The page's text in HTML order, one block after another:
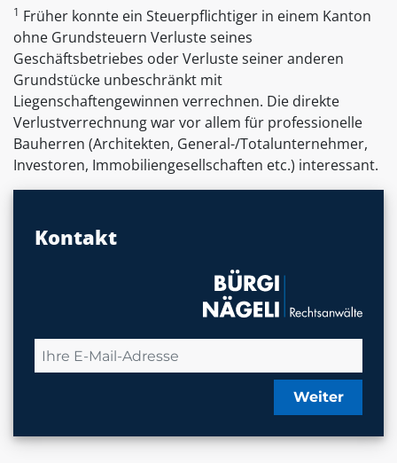
1 Früher konnte ein Steuerpflichtiger in einem Kanton
ohne Grundsteuern Verluste seines
Geschäftsbetriebes oder Verluste seiner anderen
Grundstücke unbeschränkt mit
Liegenschaftengewinnen verrechnen. Die direkte
Verlustverrechnung war vor allem für professionelle
Bauherren (Architekten, General-/Totalunternehmer,
Investoren, Immobiliengesellschaften etc.) interessant.
Kontakt
Weiter